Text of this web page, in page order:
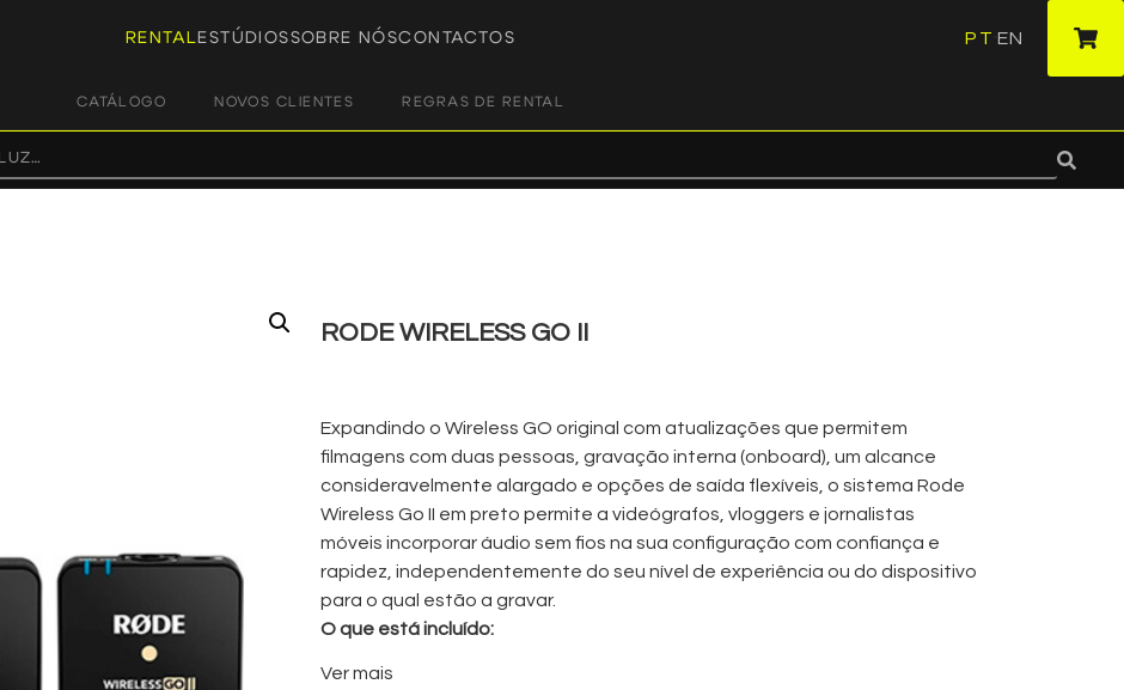
RENTAL ESTÚDIOSSOBRE NÓSCONTACTOS PT EN
CATÁLOGO NOVOS CLIENTES REGRAS DE RENTAL
RODE WIRELESS GO II
Expandindo o Wireless GO original com atualizações que permitem
filmagens com duas pessoas, gravação interna (onboard), um alcance
consideravelmente alargado e opções de saída flexíveis, o sistema Rode
Wireless Go II em preto permite a videógrafos, vloggers e jornalistas
móveis incorporar áudio sem fios na sua configuração com confiança e
rapidez, independentemente do seu nível de experiência ou do dispositivo
para o qual estão a gravar.
O que está incluído:
2x Microfones de lapela
Ver mais